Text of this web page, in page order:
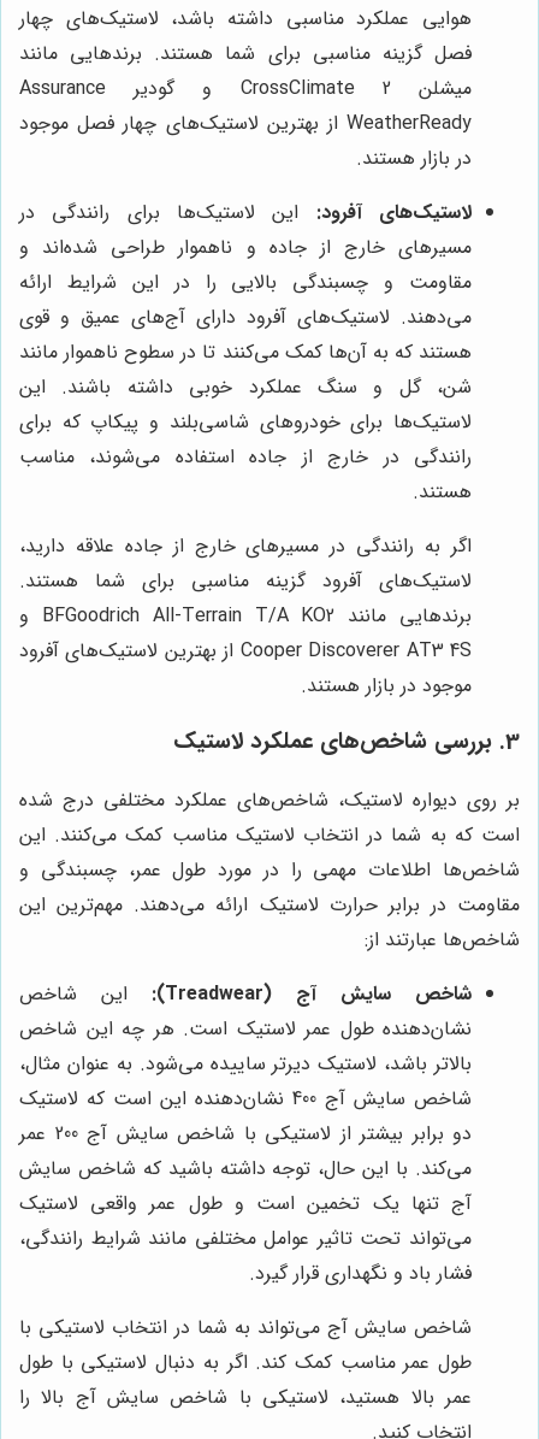
هوایی عملکرد مناسبی داشته باشد، لاستیک‌های چهار
فصل گزینه مناسبی برای شما هستند. برندهایی مانند
میشلن CrossClimate 2 و گودیر Assurance
WeatherReady از بهترین لاستیک‌های چهار فصل موجود
در بازار هستند.
لاستیک‌های آفرود: این لاستیک‌ها برای رانندگی در
مسیرهای خارج از جاده و ناهموار طراحی شده‌اند و
مقاومت و چسبندگی بالایی را در این شرایط ارائه
می‌دهند. لاستیک‌های آفرود دارای آج‌های عمیق و قوی
هستند که به آن‌ها کمک می‌کنند تا در سطوح ناهموار مانند
شن، گل و سنگ عملکرد خوبی داشته باشند. این
لاستیک‌ها برای خودروهای شاسی‌بلند و پیکاپ که برای
رانندگی در خارج از جاده استفاده می‌شوند، مناسب
هستند.
اگر به رانندگی در مسیرهای خارج از جاده علاقه دارید،
لاستیک‌های آفرود گزینه مناسبی برای شما هستند.
برندهایی مانند BFGoodrich All-Terrain T/A KO2 و
Cooper Discoverer AT3 4S از بهترین لاستیک‌های آفرود
موجود در بازار هستند.
3. بررسی شاخص‌های عملکرد لاستیک
بر روی دیواره لاستیک، شاخص‌های عملکرد مختلفی درج شده
است که به شما در انتخاب لاستیک مناسب کمک می‌کنند. این
شاخص‌ها اطلاعات مهمی را در مورد طول عمر، چسبندگی و
مقاومت در برابر حرارت لاستیک ارائه می‌دهند. مهم‌ترین این
شاخص‌ها عبارتند از:
شاخص سایش آج (Treadwear):
این شاخص
نشان‌دهنده طول عمر لاستیک است. هر چه این شاخص
بالاتر باشد، لاستیک دیرتر ساییده می‌شود. به عنوان مثال،
شاخص سایش آج 400 نشان‌دهنده این است که لاستیک
دو برابر بیشتر از لاستیکی با شاخص سایش آج 200 عمر
می‌کند. با این حال، توجه داشته باشید که شاخص سایش
آج تنها یک تخمین است و طول عمر واقعی لاستیک
می‌تواند تحت تاثیر عوامل مختلفی مانند شرایط رانندگی،
فشار باد و نگهداری قرار گیرد.
شاخص سایش آج می‌تواند به شما در انتخاب لاستیکی با
طول عمر مناسب کمک کند. اگر به دنبال لاستیکی با طول
عمر بالا هستید، لاستیکی با شاخص سایش آج بالا را
انتخاب کنید.